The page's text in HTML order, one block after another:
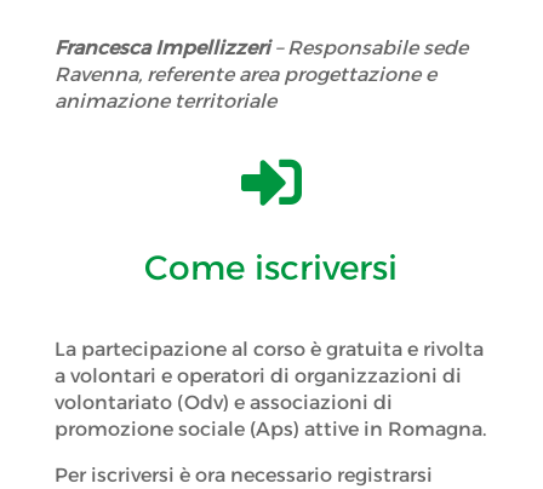
Francesca Impellizzeri– Responsabile sede
Ravenna, referente area progettazione e
animazione territoriale

Come iscriversi
La partecipazione al corso è gratuita e rivolta
a volontari e operatori di organizzazioni di
volontariato (Odv) e associazioni di
promozione sociale (Aps) attive in Romagna.
Per iscriversi è ora necessario registrarsi